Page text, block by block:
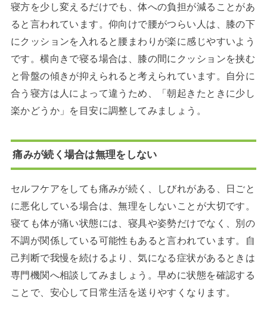
寝方を少し変えるだけでも、体への負担が減ることがあ
ると言われています。仰向けで腰がつらい人は、膝の下
にクッションを入れると腰まわりが楽に感じやすいよう
です。横向きで寝る場合は、膝の間にクッションを挟む
と骨盤の傾きが抑えられると考えられています。自分に
合う寝方は人によって違うため、「朝起きたときに少し
楽かどうか」を目安に調整してみましょう。
痛みが続く場合は無理をしない
セルフケアをしても痛みが続く、しびれがある、日ごと
に悪化している場合は、無理をしないことが大切です。
寝ても体が痛い状態には、寝具や姿勢だけでなく、別の
不調が関係している可能性もあると言われています。自
己判断で我慢を続けるより、気になる症状があるときは
専門機関へ相談してみましょう。早めに状態を確認する
ことで、安心して日常生活を送りやすくなります。